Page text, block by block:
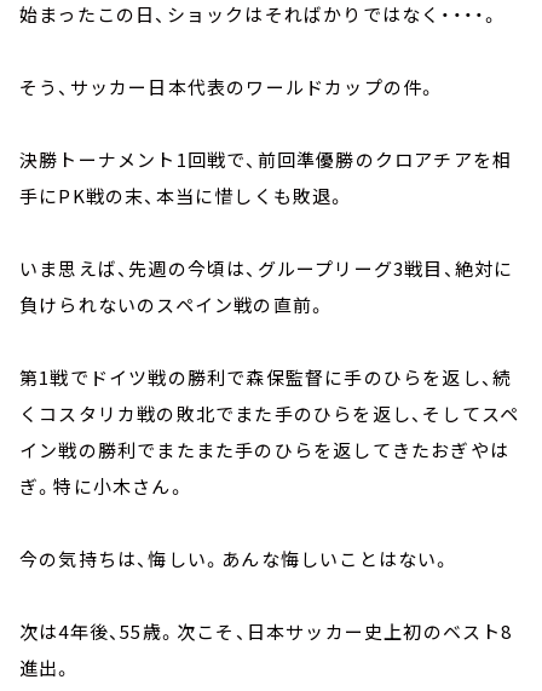
始まったこの日、ショックはそればかりではなく・・・・。
そう、サッカー日本代表のワールドカップの件。
決勝トーナメント1回戦で、前回準優勝のクロアチアを相
手にPK戦の末、本当に惜しくも敗退。
いま思えば、先週の今頃は、グループリーグ3戦目、絶対に
負けられないのスペイン戦の直前。
第1戦でドイツ戦の勝利で森保監督に手のひらを返し、続
くコスタリカ戦の敗北でまた手のひらを返し、そしてスペ
イン戦の勝利でまたまた手のひらを返してきたおぎやは
ぎ。特に小木さん。
今の気持ちは、悔しい。あんな悔しいことはない。
次は4年後、55歳。次こそ、日本サッカー史上初のベスト8
進出。